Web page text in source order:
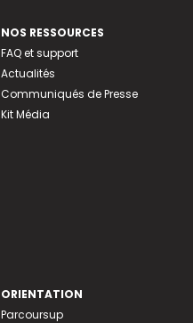
NOS RESSOURCES
FAQ et support
Actualités
Communiqués de Presse
Kit Média
ORIENTATION
Parcoursup